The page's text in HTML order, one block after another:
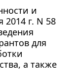
и
2014 г. N 58
для
а также